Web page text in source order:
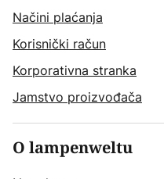
Načini plaćanja
Korisnički račun
Korporativna stranka
Jamstvo proizvođača
O lampenweltu